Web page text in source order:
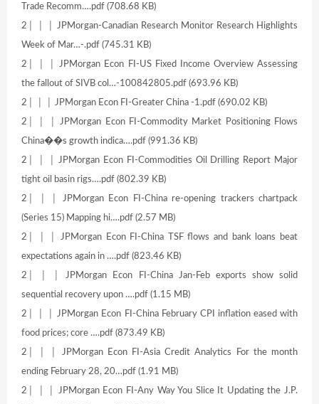
Trade Recomm….pdf (708.68 KB)
2│ │ │ JPMorgan-Canadian Research Monitor Research Highlights
Week of Mar…-.pdf (745.31 KB)
2│ │ │ JPMorgan Econ FI-US Fixed Income Overview Assessing
the fallout of SIVB col…-100842805.pdf (693.96 KB)
2│ │ │ JPMorgan Econ FI-Greater China -1.pdf (690.02 KB)
2│ │ │ JPMorgan Econ FI-Commodity Market Positioning Flows
China��s growth indica….pdf (991.36 KB)
2│ │ │ JPMorgan Econ FI-Commodities Oil Drilling Report Major
tight oil basin rigs….pdf (802.39 KB)
2│ │ │ JPMorgan Econ FI-China re-opening trackers chartpack
(Series 15) Mapping hi….pdf (2.57 MB)
2│ │ │ JPMorgan Econ FI-China TSF flows and bank loans beat
expectations again in ….pdf (823.46 KB)
2│ │ │ JPMorgan Econ FI-China Jan-Feb exports show solid
sequential recovery upon ….pdf (1.15 MB)
2│ │ │ JPMorgan Econ FI-China February CPI inflation eased with
food prices; core ….pdf (873.49 KB)
2│ │ │ JPMorgan Econ FI-Asia Credit Analytics For the month
ending February 28, 20…pdf (1.91 MB)
2│ │ │ JPMorgan Econ FI-Any Way You Slice It Updating the J.P.